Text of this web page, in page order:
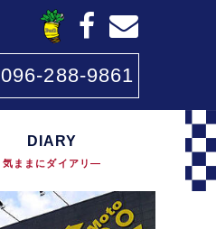
096-288-9861
DIARY
気ままにダイアリ―